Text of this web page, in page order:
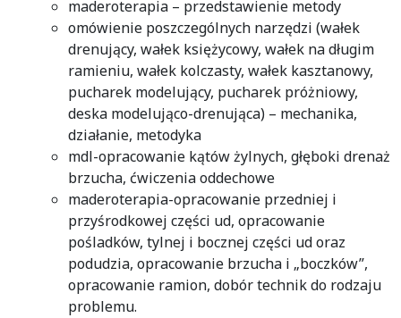
maderoterapia – przedstawienie metody
omówienie poszczególnych narzędzi (wałek
drenujący, wałek księżycowy, wałek na długim
ramieniu, wałek kolczasty, wałek kasztanowy,
pucharek modelujący, pucharek próżniowy,
deska modelująco-drenująca) – mechanika,
działanie, metodyka
mdl-opracowanie kątów żylnych, głęboki drenaż
brzucha, ćwiczenia oddechowe
maderoterapia-opracowanie przedniej i
przyśrodkowej części ud, opracowanie
pośladków, tylnej i bocznej części ud oraz
podudzia, opracowanie brzucha i „boczków”,
opracowanie ramion, dobór technik do rodzaju
problemu.